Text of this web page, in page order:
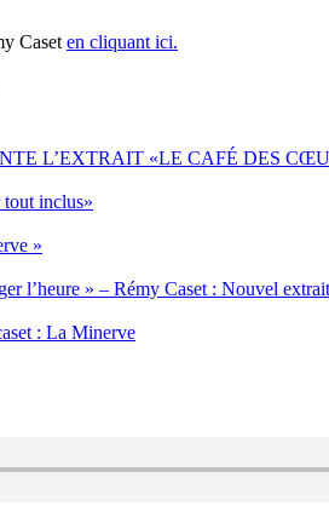
Caset en cliquant ici.
L’EXTRAIT «LE CAFÉ DES
inclus»
»
l’heure » – Rémy Caset : Nouvel extrait
: La Minerve